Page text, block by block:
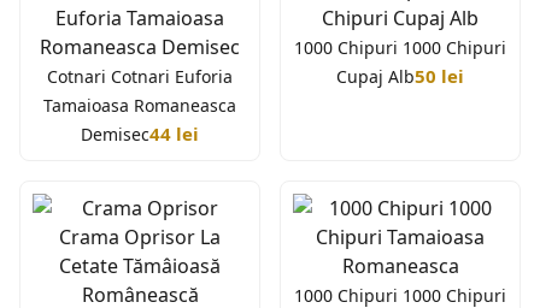
Cotnari Cotnari Euforia
Tamaioasa Romaneasca
Demisec44 lei
1000 Chipuri 1000 Chipuri
Cupaj Alb50 lei
1000 Chipuri 1000 Chipuri